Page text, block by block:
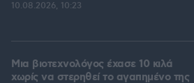
10.08.2026, 10:23
Μια βιοτεχνολόγος έχασε 10 κιλά
χωρίς να στερηθεί το αγαπημένο της